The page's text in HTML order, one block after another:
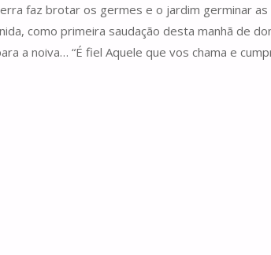
faz brotar os germes e o jardim germinar
como primeira saudação desta manhã de
a noiva… “É fiel Aquele que vos chama e